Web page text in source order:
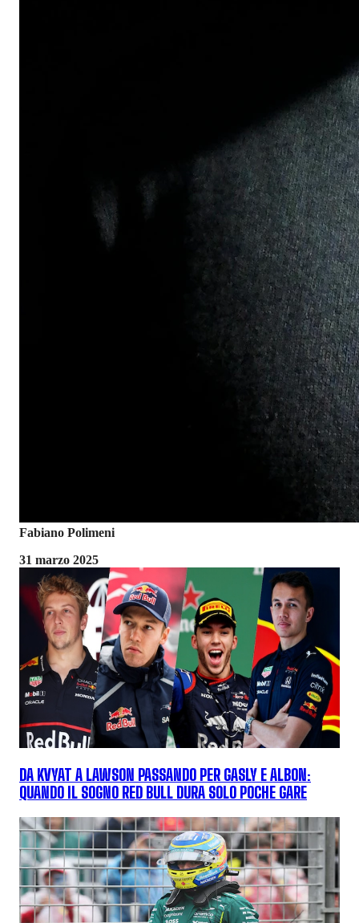
Fabiano Polimeni
31 marzo 2025
DA KVYAT A LAWSON PASSANDO PER GASLY E ALBON:
QUANDO IL SOGNO RED BULL DURA SOLO POCHE GARE